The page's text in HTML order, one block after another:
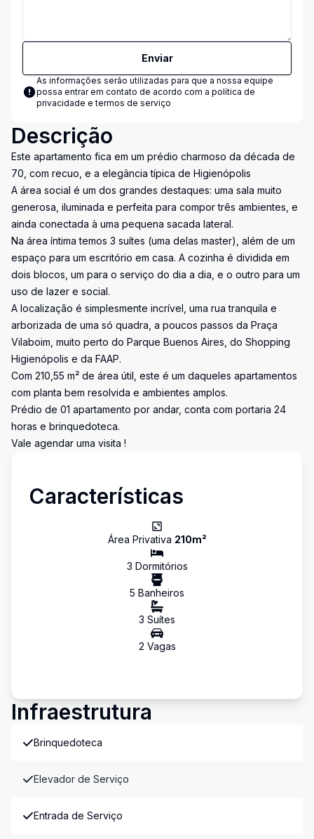
Enviar
As informações serão utilizadas para que a nossa equipe
possa entrar em contato de acordo com a política de
privacidade e termos de serviço
Descrição
Este apartamento fica em um prédio charmoso da década de
70, com recuo, e a elegância típica de Higienópolis
A área social é um dos grandes destaques: uma sala muito
generosa, iluminada e perfeita para compor três ambientes, e
ainda conectada à uma pequena sacada lateral.
Na área íntima temos 3 suítes (uma delas master), além de um
espaço para um escritório em casa. A cozinha é dividida em
dois blocos, um para o serviço do dia a dia, e o outro para um
uso de lazer e social.
A localização é simplesmente incrível, uma rua tranquila e
arborizada de uma só quadra, a poucos passos da Praça
Vilaboim, muito perto do Parque Buenos Aires, do Shopping
Higienópolis e da FAAP.
Com 210,55 m² de área útil, este é um daqueles apartamentos
com planta bem resolvida e ambientes amplos.
Prédio de 01 apartamento por andar, conta com portaria 24
horas e brinquedoteca.
Vale agendar uma visita !
Características
Área Privativa 210m²
3 Dormitórios
5 Banheiros
3 Suítes
2 Vagas
Infraestrutura
Brinquedoteca
Elevador de Serviço
Entrada de Serviço